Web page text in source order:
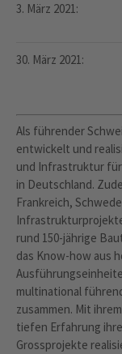
3. März 2021:
30. März 2021:
Als führender
entwickelt und
und Infrastruktur
in Deutschland.
Frankreich,
rund 150-jährige
das Know-how aus
multinational
zusammen. Mit
tiefen Erfahrung
Grossprojekte